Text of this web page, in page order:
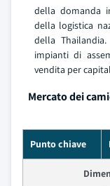
della domanda
della logistica
della
impianti di
vendita per
Mercato dei
Punto chiave